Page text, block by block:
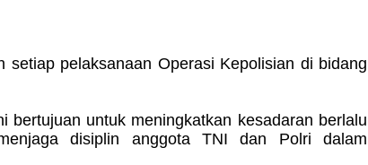
setiap pelaksanaan Operasi Kepolisian di bidang
bertujuan untuk meningkatkan kesadaran berlalu
disiplin anggota TNI dan Polri dalam